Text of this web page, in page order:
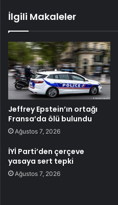
İlgili Makaleler
Jeffrey Epstein’ın ortağı
Fransa’da ölü bulundu
Ağustos 7, 2026
İYİ Parti’den çerçeve
yasaya sert tepki
Ağustos 7, 2026